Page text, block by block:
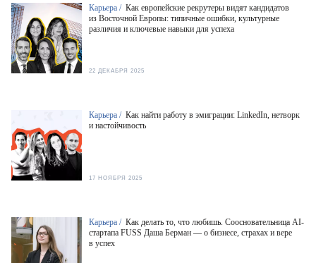
Карьера / Как европейские рекрутеры видят кандидатов
из Восточной Европы: типичные ошибки, культурные
различия и ключевые навыки для успеха
22 ДЕКАБРЯ 2025
Карьера / Как найти работу в эмиграции: LinkedIn, нетворк
и настойчивость
17 НОЯБРЯ 2025
Карьера / Как делать то, что любишь. Соосновательница AI-
стартапа FUSS Даша Берман — о бизнесе, страхах и вере
в успех